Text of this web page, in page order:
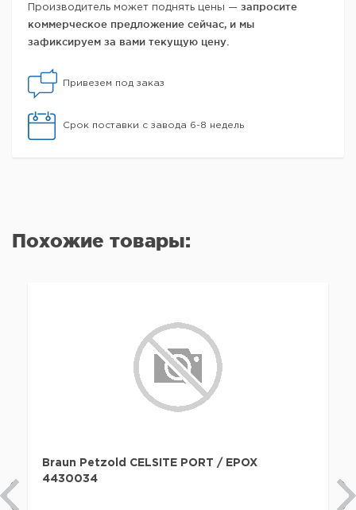
Производитель может поднять цены — запросите
коммерческое предложение сейчас, и мы
зафиксируем за вами текущую цену.
Привезем под заказ
Срок поставки с завода 6-8 недель
Похожие товары:
Braun Petzold CELSITE PORT / EPOX
4430034